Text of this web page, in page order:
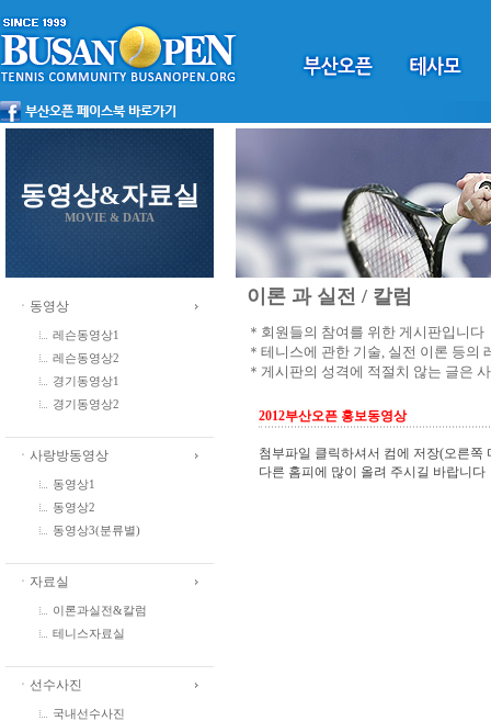
동영상&자료실
MOVIE & DATA
ㆍ동영상
레슨동영상1
레슨동영상2
경기동영상1
경기동영상2
ㆍ사랑방동영상
동영상1
동영상2
동영상3(분류별)
ㆍ자료실
이론과실전&칼럼
테니스자료실
ㆍ선수사진
국내선수사진
이론 과 실전 / 칼럼
＊회원들의 참여를 위한 게시판입니다
＊테니스에 관한 기술, 실전 이론 등의
＊게시판의 성격에 적절치 않는 글은
2012부산오픈 홍보동영상
첨부파일 클릭하셔서 컴에 저장(오른쪽
다른 홈피에 많이 올려 주시길 바랍니다